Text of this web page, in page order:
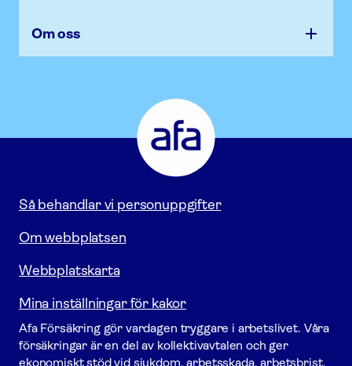
Om oss
Försäkring
Gå
till
startsidan
Så behandlar vi personuppgifter
Om webbplatsen
Webbplatskarta
Mina inställningar för kakor
Afa För­säkring gör vardagen tryggare i arbetslivet. Våra
försäk­ringar är en del av kollektivavtalen och ger
ekonomiskt stöd vid sjukdom, arbetsskada, arbetsbrist,